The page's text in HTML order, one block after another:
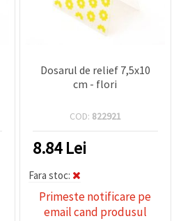
Dosarul de relief 7,5x10
cm - flori
COD: 822921
8.84Lei
Fara stoc:
Primeste notificare pe
email cand produsul